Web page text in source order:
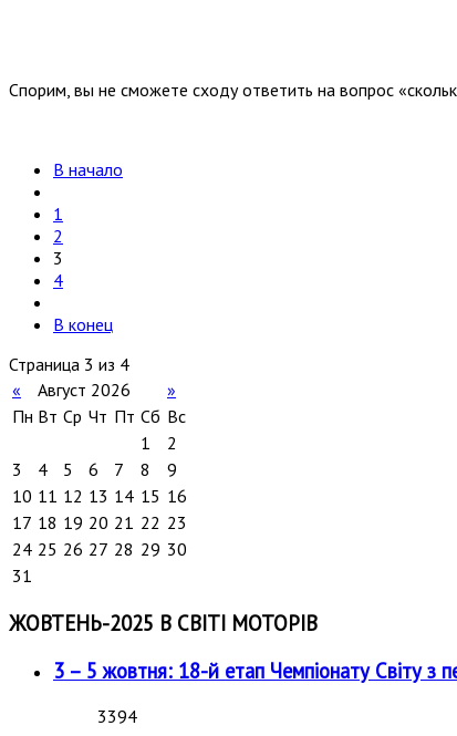
Спорим, вы не сможете сходу ответить на вопрос
В начало
1
2
3
4
В конец
Страница 3 из 4
«
Август 2026
»
Пн Вт Ср Чт Пт Сб Вс
1
2
3
4 5 6 7 8
9
10 11 12 13 14 15 16
17 18 19 20 21 22 23
24 25 26 27 28 29 30
31
ЖОВТЕНЬ-2025 В СВІТІ МОТОРІВ
3 – 5 жовтня: 18-й етап Чемпіонату Світу з
3394